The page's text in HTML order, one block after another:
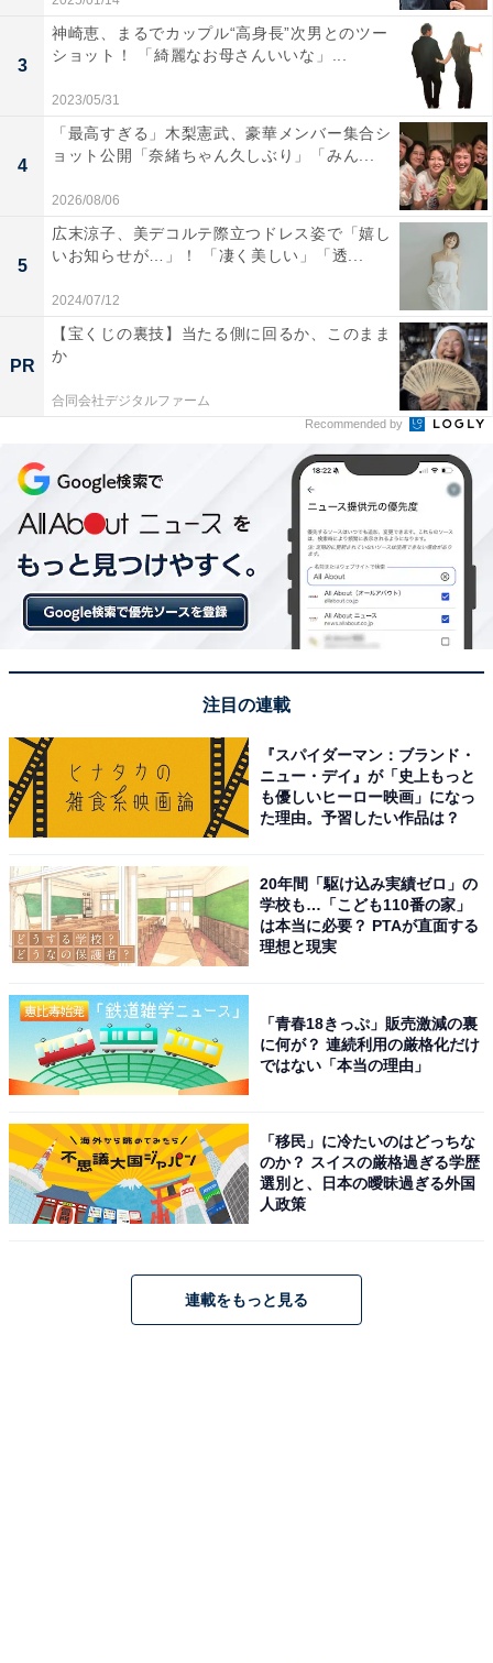
3
神崎恵、まるでカップル“高身長”次男とのツー
ショット！ 「綺麗なお母さんいいな」...
2023/05/31
4
「最高すぎる」木梨憲武、豪華メンバー集合シ
ョット公開「奈緒ちゃん久しぶり」「みん...
2026/08/06
5
広末涼子、美デコルテ際立つドレス姿で「嬉し
いお知らせが…」！ 「凄く美しい」「透...
2024/07/12
PR
【宝くじの裏技】当たる側に回るか、このまま
か
合同会社デジタルファーム
Recommended by
注目の連載
『スパイダーマン：ブランド・
ニュー・デイ』が「史上もっと
も優しいヒーロー映画」になっ
た理由。予習したい作品は？
20年間「駆け込み実績ゼロ」の
学校も…「こども110番の家」
は本当に必要？ PTAが直面する
理想と現実
「青春18きっぷ」販売激減の裏
に何が？ 連続利用の厳格化だけ
ではない「本当の理由」
「移民」に冷たいのはどっちな
のか？ スイスの厳格過ぎる学歴
選別と、日本の曖昧過ぎる外国
人政策
連載をもっと見る